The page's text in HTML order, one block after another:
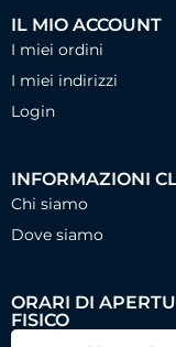
IL MIO ACCOUNT
I miei ordini
I miei indirizzi
Login
INFORMAZIONI
Chi siamo
Dove siamo
ORARI DI
FISICO